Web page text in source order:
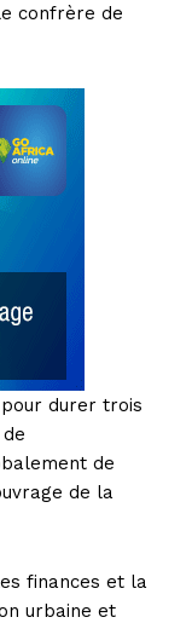
confrère de
durer trois
de
de la
finances et la
urbaine et